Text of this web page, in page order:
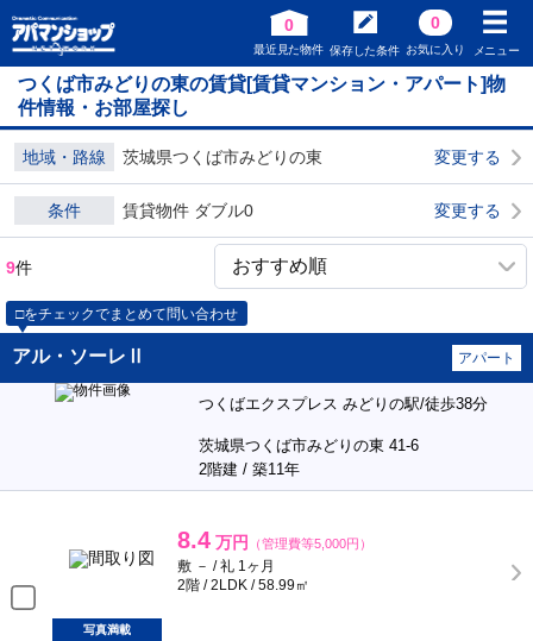
0
最近見た物件 保存した条件
0
お気に入り メニュー
つくば市みどりの東の賃貸[賃貸マンション・アパート]物
件情報・お部屋探し
地域・路線 茨城県つくば市みどりの東 変更する
条件 賃貸物件 ダブル0 変更する
9件
□をチェックでまとめて問い合わせ
アル・ソーレⅡ アパート
つくばエクスプレス みどりの駅/徒歩38分
茨城県つくば市みどりの東 41-6
2階建 / 築11年
8.4 万円 （管理費等5,000円）
敷 － / 礼 1ヶ月
2階 / 2LDK / 58.99㎡
写真満載